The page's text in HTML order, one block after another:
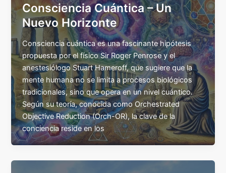
Consciencia Cuántica – Un
Nuevo Horizonte
Consciencia cuántica es una fascinante hipótesis
propuesta por el físico Sir Roger Penrose y el
anestesiólogo Stuart Hameroff, que sugiere que la
mente humana no se limita a procesos biológicos
tradicionales, sino que opera en un nivel cuántico.
Según su teoría, conocida como Orchestrated
Objective Reduction (Orch-OR), la clave de la
conciencia reside en los